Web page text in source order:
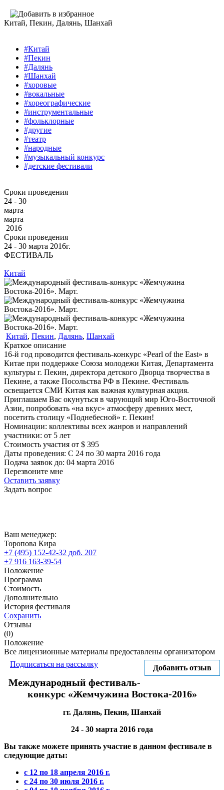
Китай, Пекин, Далянь, Шанхай
#Китай
#Пекин
#Далянь
#Шанхай
#хоровые
#вокальные
#хореографические
#инструментальные
#фольклорные
#другие
#театр
#народные
#музыкальный конкурс
#детские фестивали
Сроки проведения
24 - 30
марта
марта
2016
Сроки проведения
24 ‐ 30 марта 2016г.
ФЕСТИВАЛЬ
Китай
Китай, Пекин, Далянь, Шанхай
Краткое описание
16-й год проводится фестиваль-конкурс «Pearl of the East» в
Китае при поддержке Союза молодежи Китая, Департамента
культуры г. Пекин, директора детского Дворца творчества в
Пекине, а также Посольства РФ в Пекине. Фестиваль
освещается СМИ Китая как важная культурная акция.
Приглашаем Вас окунуться в чарующий мир Юго-Восточной
Азии, попробовать «на вкус» атмосферу древних мест,
посетить столицу «Поднебесной» г. Пекин!
Номинации: коллективы всех жанров и направлений
участники: от 5 лет
Стоимость участия от $ 395
Даты проведения: С 24 по 30 марта 2016 года
Подача заявок до: 04 марта 2016
Перезвоните мне
Оставить заявку
Задать вопрос
Ваш менеджер:
Торопова Кира
+7 (495) 152-42-32 доб. 207
+7 916 163-39-54
Положение
Программа
Стоимость
Дополнительно
История фестиваля
Сохранить
Отзывы
(0)
Положение
Все лицензионные материалы предоставлены организатором
Добавить отзыв
Подписаться на рассылку
Международный фестиваль-
конкурс «Жемчужина Востока-2016»
гг. Далянь, Пекин, Шанхай
24 - 30 марта 2016 года
Вы также можете принять участие в данном фестивале в
следующие даты:
с 12 по 18 апреля 2016 г.
с 24 по 30 июля 2016 г.